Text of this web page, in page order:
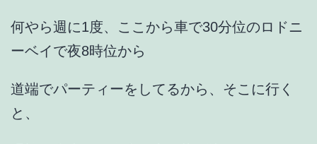
何やら週に1度、ここから車で30分位のロドニ
ーベイで夜8時位から
道端でパーティーをしてるから、そこに行く
と、